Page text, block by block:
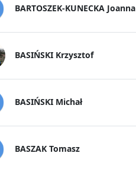
BARTOSZEK-KUNECKA Joanna
BASIŃSKI Krzysztof
BASIŃSKI Michał
BASZAK Tomasz